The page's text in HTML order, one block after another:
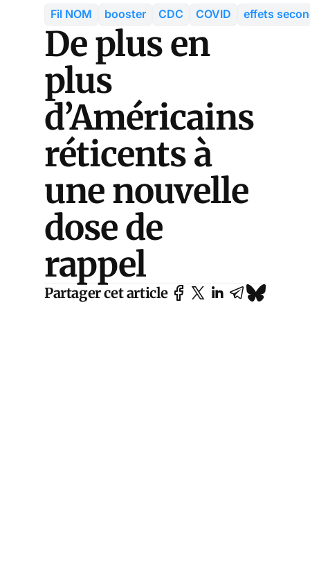
Fil NOM booster CDC COVID effets
De plus en
plus
d’Américains
réticents à
une nouvelle
dose de
rappel
Partager cet article